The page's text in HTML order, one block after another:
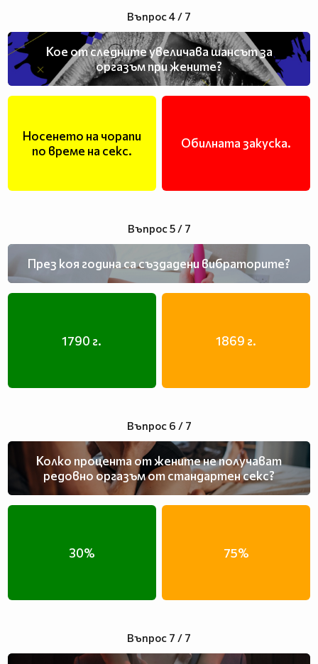
Въпрос 4 / 7
Кое от следните увеличава шансът за
оргазъм при жените?
Носенето на чорапи
по време на секс.
Обилната закуска.
Въпрос 5 / 7
През коя година са създадени вибраторите?
1790 г. 1869 г.
Въпрос 6 / 7
Колко процента от жените не получават
редовно оргазъм от стандартен секс?
30% 75%
Въпрос 7 / 7